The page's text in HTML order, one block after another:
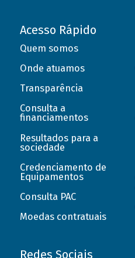
Acesso Rápido
Quem somos
Onde atuamos
Transparência
Consulta a
financiamentos
Resultados para a
sociedade
Credenciamento de
Equipamentos
Consulta PAC
Moedas contratuais
Redes Sociais